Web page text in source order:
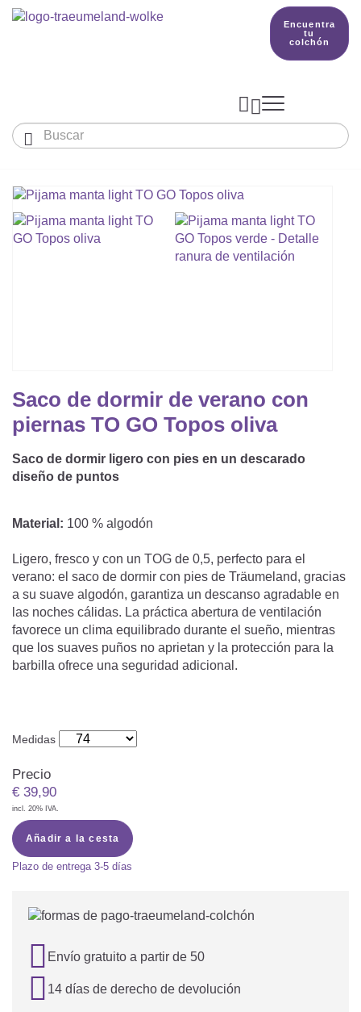
Encuentra
tu
colchón
 
COLCHONES Y ACCESORIOS
Colchón De Colecho, Cuna & Co
Protectores De Colchón
Funda De Recambio
Somier
SACOS DE DORMIR
Saco De Dormir De Verano
Saco Manta
Saco Envolvente
Cojines Decorativos
COJÍN DE LACTANCIA Y MANTITA DE
CAMBIADORES
TEXTILES
Sábanas
Sábanas Bajeras
Protectores De Cuna
Baberos Y Doudou
Paños De Muselina
SOPORTE DEL DESARROLLO
Cuna Nido
Almohadas Especiales
Posicionamiento Lateral
ACCESORIOS
CHEQUE REGALO
El país de nuestros sueños
PRODUCCIÓN



Saco de dormir de verano con
piernas TO GO Topos oliva
Saco de dormir ligero con pies en un descarado
diseño de puntos
Material: 100 % algodón
Ligero, fresco y con un TOG de 0,5, perfecto para el
verano: el saco de dormir con pies de Träumeland, gracias
a su suave algodón, garantiza un descanso agradable en
las noches cálidas. La práctica abertura de ventilación
favorece un clima equilibrado durante el sueño, mientras
que los suaves puños no aprietan y la protección para la
barbilla ofrece una seguridad adicional.
Medidas
Precio
€ 39,90
incl. 20% IVA.
Añadir a la cesta
Plazo de entrega 3-5 días
 Envío gratuito a partir de 50
 14 días de derecho de devolución